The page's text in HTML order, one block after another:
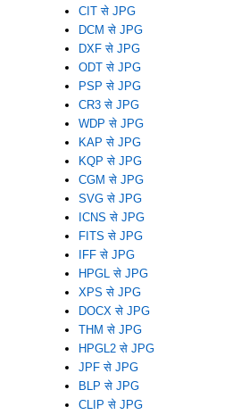
CIT से JPG
DCM से JPG
DXF से JPG
ODT से JPG
PSP से JPG
CR3 से JPG
WDP से JPG
KAP से JPG
KQP से JPG
CGM से JPG
SVG से JPG
ICNS से JPG
FITS से JPG
IFF से JPG
HPGL से JPG
XPS से JPG
DOCX से JPG
THM से JPG
HPGL2 से JPG
JPF से JPG
BLP से JPG
CLIP से JPG